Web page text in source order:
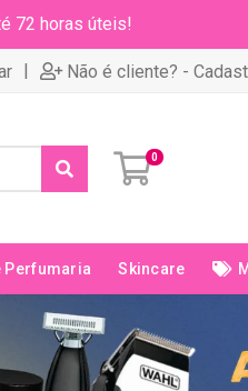
72 horas úteis!
| Não é cliente? -
0
Perfumaria Skincare